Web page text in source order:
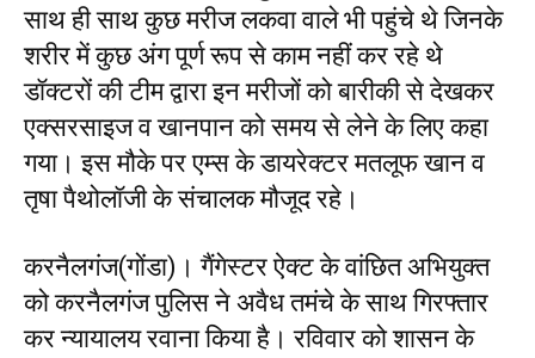
साथ ही साथ कुछ मरीज लकवा वाले भी पहुंचे थे जिनके
शरीर में कुछ अंग पूर्ण रूप से काम नहीं कर रहे थे
डॉक्टरों की टीम द्वारा इन मरीजों को बारीकी से देखकर
एक्सरसाइज व खानपान को समय से लेने के लिए कहा
गया। इस मौके पर एम्स के डायरेक्टर मतलूफ खान व
तृषा पैथोलॉजी के संचालक मौजूद रहे।
करनैलगंज(गोंडा)। गैंगेस्टर ऐक्ट के वांछित अभियुक्त
को करनैलगंज पुलिस ने अवैध तमंचे के साथ गिरफ्तार
कर न्यायालय रवाना किया है। रविवार को शासन के